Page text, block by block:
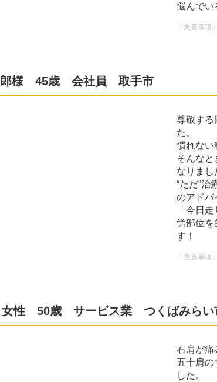
悩んでい
「免責事
郎様 45歳 会社員 取手市
尊敬する
た。
慣れない
そんな
なりまし
“ただ”
のアドバ
「今日
労部位を
す！
「免責事
性 50歳 サービス業 つくばみらい
右肩が痛
五十肩の
した。